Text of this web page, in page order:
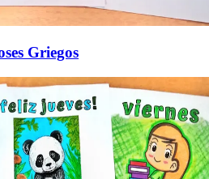
Griegos